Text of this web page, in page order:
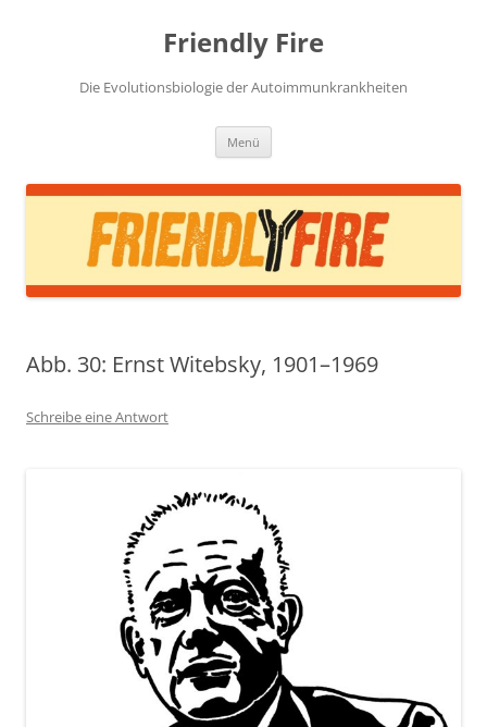
Friendly Fire
Die Evolutionsbiologie der Autoimmunkrankheiten
Menü
Abb. 30: Ernst Witebsky, 1901–1969
Schreibe eine Antwort